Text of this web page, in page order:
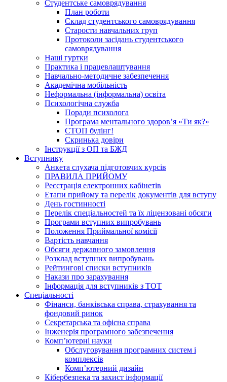
Студентське самоврядування
План роботи
Склад студентського самоврядування
Старости навчальних груп
Протоколи засідань студентського
самоврядування
Наші гуртки
Практика і працевлаштування
Навчально-методичне забезпечення
Академічна мобільність
Неформальна (інформальна) освіта
Психологічна служба
Поради психолога
Програма ментального здоров’я «Ти як?»
СТОП булінг!
Скринька довіри
Інструкції з ОП та БЖД
Вступнику
Анкета слухача підготовчих курсів
ПРАВИЛА ПРИЙОМУ
Реєстрація електронних кабінетів
Етапи прийому та перелік документів для вступу
День гостинності
Перелік спеціальностей та їх ліцензовані обсяги
Програми вступних випробувань
Положення Приймальної комісії
Вартість навчання
Обсяги державного замовлення
Розклад вступних випробувань
Рейтингові списки вступників
Накази про зарахування
Інформація для вступників з ТОТ
Спеціальності
Фінанси, банківська справа, страхування та
фондовий ринок
Секретарська та офісна справа
Інженерія програмного забезпечення
Комп’ютерні науки
Обслуговування програмних систем і
комплексів
Комп’ютерний дизайн
Кібербезпека та захист інформації